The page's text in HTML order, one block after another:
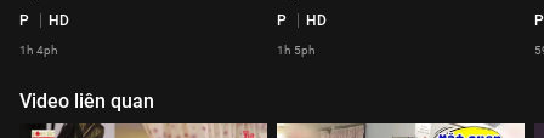
P HD
1h 4ph
P HD
1h 5ph
P
Video liên quan